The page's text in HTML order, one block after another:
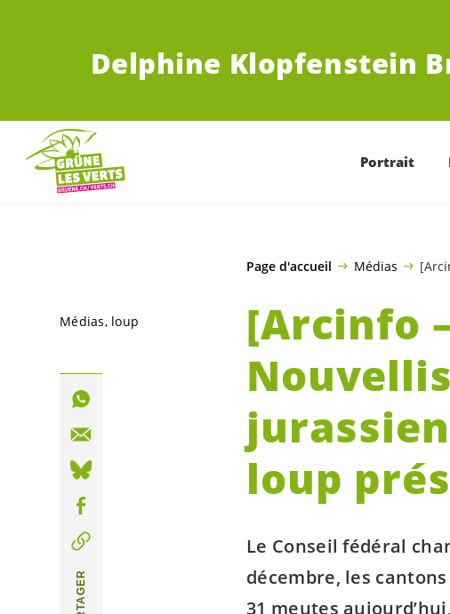
Delphine Klopfenstein
Portrait
Page d'accueil Médias
[Arcinfo
loup
Le Conseil fédéral
décembre, les
31 meutes
Médias loup